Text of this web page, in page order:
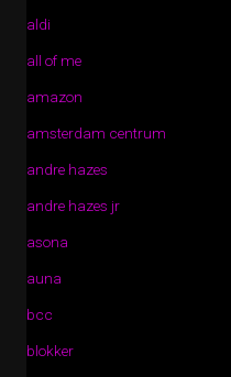
aldi
all of me
amazon
amsterdam centrum
andre hazes
andre hazes jr
asona
auna
bcc
blokker